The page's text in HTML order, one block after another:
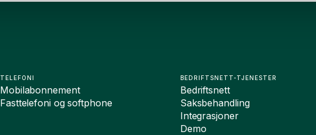
TELEFONI
Mobilabonnement
Fasttelefoni og softphone
BEDRIFTSNETT-TJENESTER
Bedriftsnett
Saksbehandling
Integrasjoner
Demo